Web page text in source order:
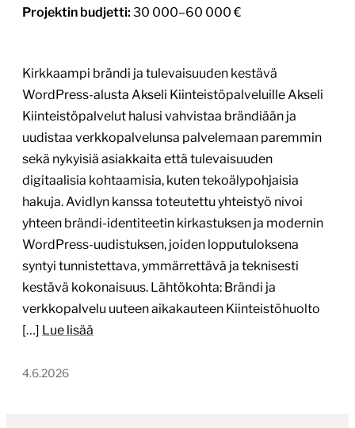
Projektin budjetti: 30 000–60 000 €
Kirkkaampi brändi ja tulevaisuuden kestävä
WordPress-alusta Akseli Kiinteistöpalveluille Akseli
Kiinteistöpalvelut halusi vahvistaa brändiään ja
uudistaa verkkopalvelunsa palvelemaan paremmin
sekä nykyisiä asiakkaita että tulevaisuuden
digitaalisia kohtaamisia, kuten tekoälypohjaisia
hakuja. Avidlyn kanssa toteutettu yhteistyö nivoi
yhteen brändi-identiteetin kirkastuksen ja modernin
WordPress-uudistuksen, joiden lopputuloksena
syntyi tunnistettava, ymmärrettävä ja teknisesti
kestävä kokonaisuus. Lähtökohta: Brändi ja
verkkopalvelu uuteen aikakauteen Kiinteistöhuolto
[…] Lue lisää
4.6.2026